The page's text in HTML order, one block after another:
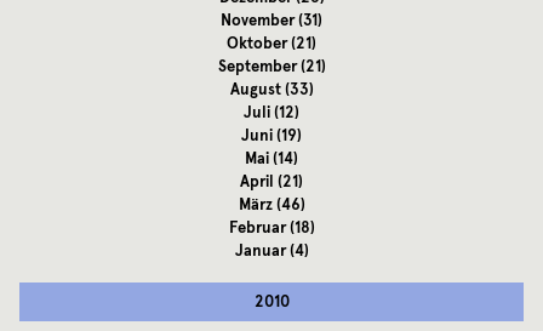
November(31)
Oktober(21)
September(21)
August(33)
Juli(12)
Juni(19)
Mai(14)
April (21)
März(46)
Februar(18)
Januar(4)
2010